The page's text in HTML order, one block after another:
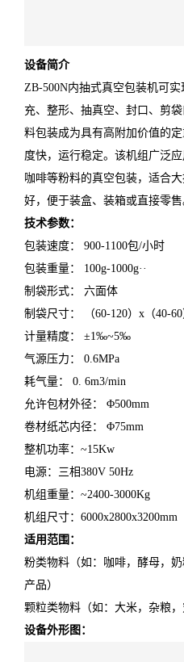
设备简介
ZB-500N内抽式真空包装机可
充、整形、抽真空、封口、剪
料包装成为具有高附加价值的
度快，运行稳定。该机组广泛
咖啡等粉料的真空包装，适合
好，便于装盒、装箱或直接零售
技术参数：
包装速度： 900-1100包/小时
包装重量： 100g-1000g··
制袋形式： 六面体
制袋尺寸： （60-120）x（40-60
计量精度： ±1‰~5‰
气源压力： 0.6MPa
耗气量： 0. 6m3/min
允许包材外径： Φ500mm
卷材纸芯内径： Φ75mm
整机功率：~15Kw
电源：三相380V 50Hz
机组重量：~2400-3000Kg
机组尺寸：6000x2800x3200mm
适用范围：
粉类物料（如：咖啡，酵母，
产品）
颗粒类物料（如：大米，杂粮，
设备外形图：